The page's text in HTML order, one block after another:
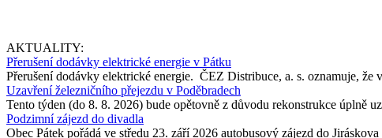
AKTUALITY:
Přerušení dodávky elektrické energie v Pátku
Přerušení dodávky elektrické energie. ČEZ Distribuce, a. s. oznamuje,
Uzavření železničního přejezdu v Poděbradech
Tento týden (do 8. 8. 2026) bude opětovně z důvodu rekonstrukce úplně
Podzimní zájezd do divadla
Obec Pátek pořádá ve středu 23. září 2026 autobusový zájezd do